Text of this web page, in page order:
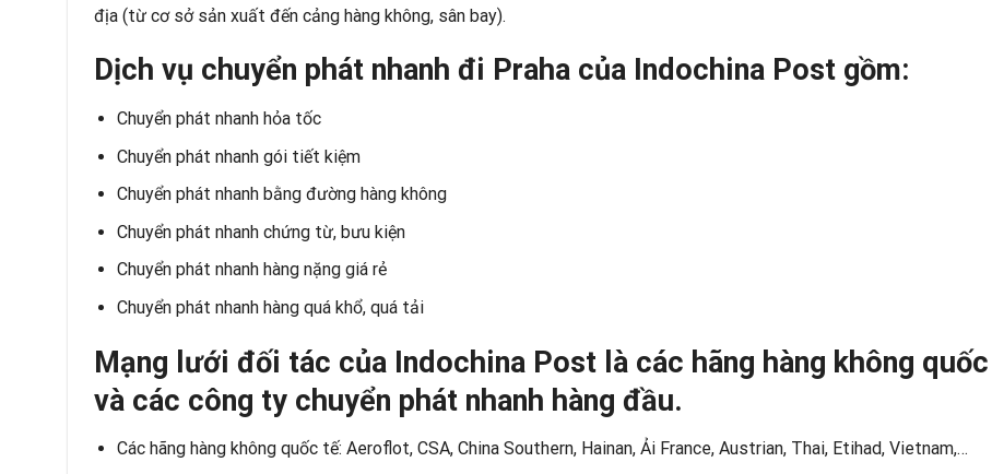
địa (từ cơ sở sản xuất đến cảng hàng không, sân bay).
Dịch vụ chuyển phát nhanh đi Praha của Indochina Post gồm:
Chuyển phát nhanh hỏa tốc
Chuyển phát nhanh gói tiết kiệm
Chuyển phát nhanh bằng đường hàng không
Chuyển phát nhanh chứng từ, bưu kiện
Chuyển phát nhanh hàng nặng giá rẻ
Chuyển phát nhanh hàng quá khổ, quá tải
Mạng lưới đối tác của Indochina Post là các hãng hàng không
và các công ty chuyển phát nhanh hàng đầu.
Các hãng hàng không quốc tế: Aeroflot, CSA, China Southern, Hainan, Ải France, Austrian, Thai, Etihad, Vietnam,…